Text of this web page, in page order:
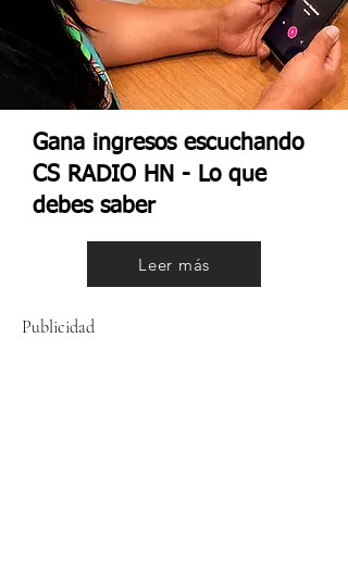
Gana ingresos escuchando
CS RADIO HN - Lo que
debes saber
Leer más
Publicidad